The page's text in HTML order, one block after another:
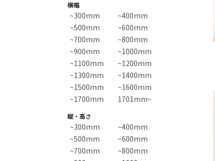
横幅
~300mm
~400mm
~500mm
~600mm
~700mm
~800mm
~900mm
~1000mm
~1100mm
~1200mm
~1300mm
~1400mm
~1500mm
~1600mm
~1700mm
1701mm~
縦・高さ
~300mm
~400mm
~500mm
~600mm
~700mm
~800mm